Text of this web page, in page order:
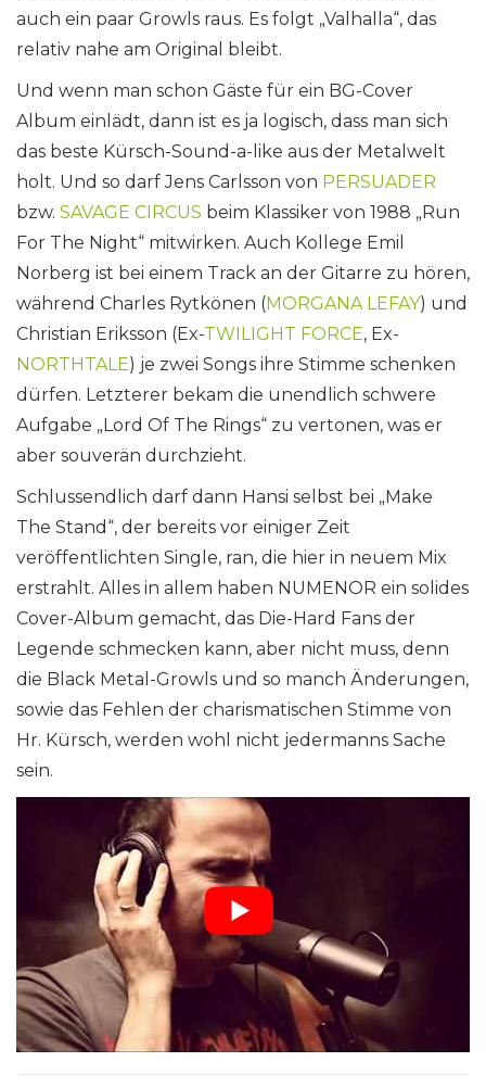
auch ein paar Growls raus. Es folgt „Valhalla“, das
relativ nahe am Original bleibt.
Und wenn man schon Gäste für ein BG-Cover
Album einlädt, dann ist es ja logisch, dass man sich
das beste Kürsch-Sound-a-like aus der Metalwelt
holt. Und so darf Jens Carlsson von PERSUADER
bzw. SAVAGE CIRCUS beim Klassiker von 1988 „Run
For The Night“ mitwirken. Auch Kollege Emil
Norberg ist bei einem Track an der Gitarre zu hören,
während Charles Rytkönen (MORGANA LEFAY) und
Christian Eriksson (Ex-TWILIGHT FORCE, Ex-
NORTHTALE) je zwei Songs ihre Stimme schenken
dürfen. Letzterer bekam die unendlich schwere
Aufgabe „Lord Of The Rings“ zu vertonen, was er
aber souverän durchzieht.
Schlussendlich darf dann Hansi selbst bei „Make
The Stand“, der bereits vor einiger Zeit
veröffentlichten Single, ran, die hier in neuem Mix
erstrahlt. Alles in allem haben NUMENOR ein solides
Cover-Album gemacht, das Die-Hard Fans der
Legende schmecken kann, aber nicht muss, denn
die Black Metal-Growls und so manch Änderungen,
sowie das Fehlen der charismatischen Stimme von
Hr. Kürsch, werden wohl nicht jedermanns Sache
sein.